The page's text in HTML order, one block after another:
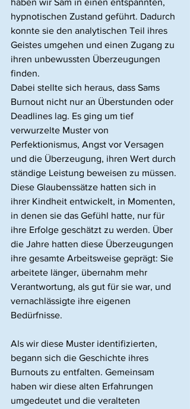
haben wir Sam in einen entspannten,
hypnotischen Zustand geführt. Dadurch
konnte sie den analytischen Teil ihres
Geistes umgehen und einen Zugang zu
ihren unbewussten Überzeugungen
finden.
Dabei stellte sich heraus, dass Sams
Burnout nicht nur an Überstunden oder
Deadlines lag. Es ging um tief
verwurzelte Muster von
Perfektionismus, Angst vor Versagen
und die Überzeugung, ihren Wert durch
ständige Leistung beweisen zu müssen.
Diese Glaubenssätze hatten sich in
ihrer Kindheit entwickelt, in Momenten,
in denen sie das Gefühl hatte, nur für
ihre Erfolge geschätzt zu werden. Über
die Jahre hatten diese Überzeugungen
ihre gesamte Arbeitsweise geprägt: Sie
arbeitete länger, übernahm mehr
Verantwortung, als gut für sie war, und
vernachlässigte ihre eigenen
Bedürfnisse.
Als wir diese Muster identifizierten,
begann sich die Geschichte ihres
Burnouts zu entfalten. Gemeinsam
haben wir diese alten Erfahrungen
umgedeutet und die veralteten